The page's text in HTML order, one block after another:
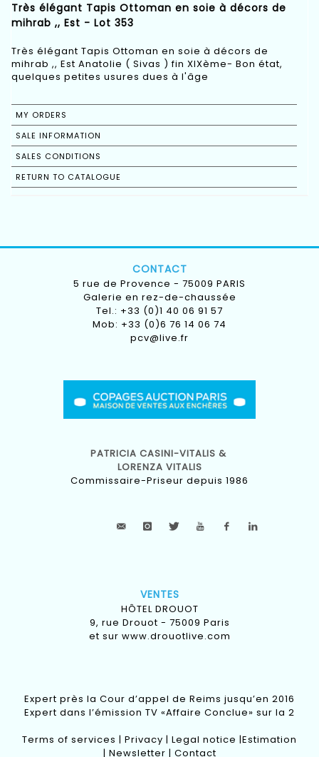
Très élégant Tapis Ottoman en soie à décors de
mihrab ,, Est - Lot 353
Très élégant Tapis Ottoman en soie à décors de
mihrab ,, Est Anatolie ( Sivas ) fin XIXème- Bon état,
quelques petites usures dues à l'âge
MY ORDERS
SALE INFORMATION
SALES CONDITIONS
RETURN TO CATALOGUE
CONTACT
5 rue de Provence - 75009 PARIS
Galerie en rez-de-chaussée
Tel.: +33 (0)1 40 06 91 57
Mob: +33 (0)6 76 14 06 74
pcv@live.fr
PATRICIA CASINI-VITALIS &
LORENZA VITALIS
Commissaire-Priseur depuis 1986
VENTES
HÔTEL DROUOT
9, rue Drouot - 75009 Paris
et sur www.drouotlive.com
Expert près la Cour d’appel de Reims jusqu’en 2016
Expert dans l’émission TV «Affaire Conclue» sur la 2
Terms of services | Privacy | Legal notice |Estimation
| Newsletter | Contact